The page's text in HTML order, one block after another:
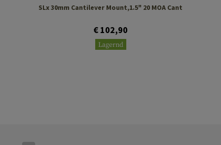
SLx 30mm Cantilever Mount,1.5" 20 MOA Cant
€ 102,90
Lagernd